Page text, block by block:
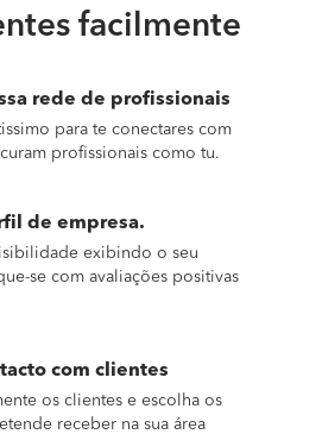
facilmente
rede de profissionais
para te conectares com
profissionais como tu.
de empresa.
exibindo o seu
se com avaliações positivas
com clientes
os clientes e escolha os
receber na sua área